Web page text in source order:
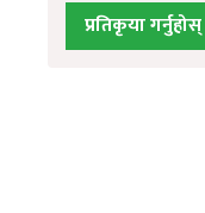
प्रतिकृया गर्नुहोस्